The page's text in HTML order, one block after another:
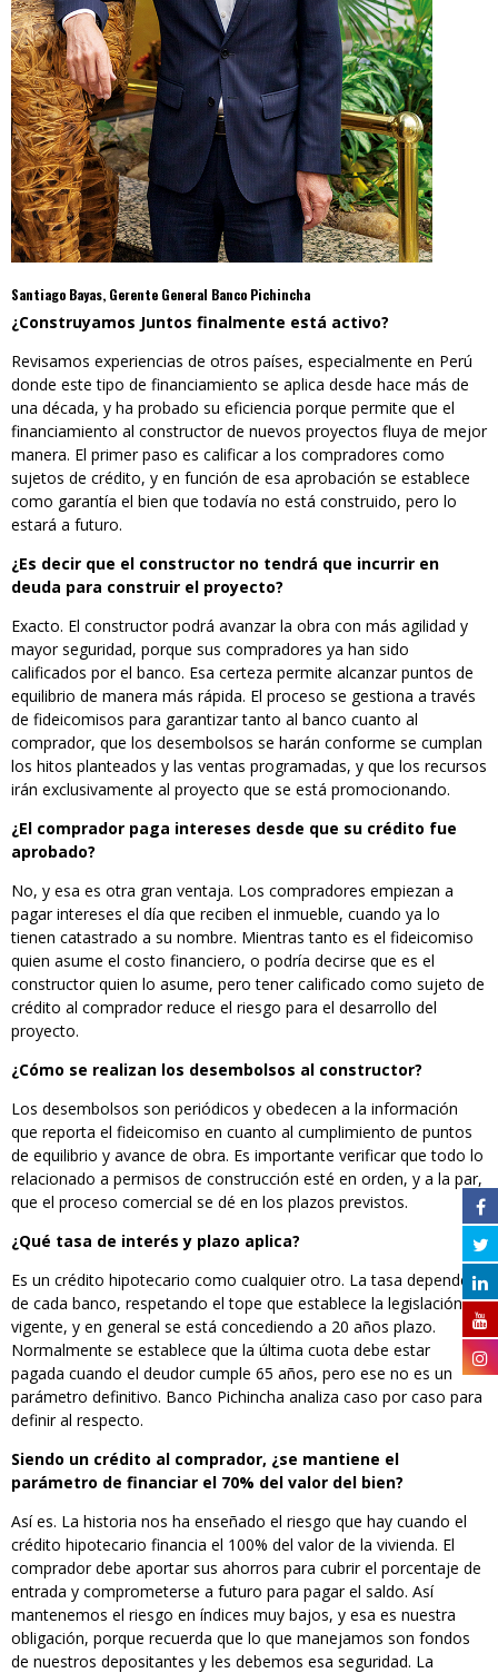
Santiago Bayas, Gerente General Banco Pichincha
¿Construyamos Juntos finalmente está activo?
Revisamos experiencias de otros países, especialmente en Perú
donde este tipo de financiamiento se aplica desde hace más de
una década, y ha probado su eficiencia porque permite que el
financiamiento al constructor de nuevos proyectos fluya de mejor
manera. El primer paso es calificar a los compradores como
sujetos de crédito, y en función de esa aprobación se establece
como garantía el bien que todavía no está construido, pero lo
estará a futuro.
¿Es decir que el constructor no tendrá que incurrir en
deuda para construir el proyecto?
Exacto. El constructor podrá avanzar la obra con más agilidad y
mayor seguridad, porque sus compradores ya han sido
calificados por el banco. Esa certeza permite alcanzar puntos de
equilibrio de manera más rápida. El proceso se gestiona a través
de fideicomisos para garantizar tanto al banco cuanto al
comprador, que los desembolsos se harán conforme se cumplan
los hitos planteados y las ventas programadas, y que los recursos
irán exclusivamente al proyecto que se está promocionando.
¿El comprador paga intereses desde que su crédito fue
aprobado?
No, y esa es otra gran ventaja. Los compradores empiezan a
pagar intereses el día que reciben el inmueble, cuando ya lo
tienen catastrado a su nombre. Mientras tanto es el fideicomiso
quien asume el costo financiero, o podría decirse que es el
constructor quien lo asume, pero tener calificado como sujeto de
crédito al comprador reduce el riesgo para el desarrollo del
proyecto.
¿Cómo se realizan los desembolsos al constructor?
Los desembolsos son periódicos y obedecen a la información
que reporta el fideicomiso en cuanto al cumplimiento de puntos
de equilibrio y avance de obra. Es importante verificar que todo lo
relacionado a permisos de construcción esté en orden, y a la par,
que el proceso comercial se dé en los plazos previstos.
¿Qué tasa de interés y plazo aplica?
Es un crédito hipotecario como cualquier otro. La tasa depende
de cada banco, respetando el tope que establece la legislación
vigente, y en general se está concediendo a 20 años plazo.
Normalmente se establece que la última cuota debe estar
pagada cuando el deudor cumple 65 años, pero ese no es un
parámetro definitivo. Banco Pichincha analiza caso por caso para
definir al respecto.
Siendo un crédito al comprador, ¿se mantiene el
parámetro de financiar el 70% del valor del bien?
Así es. La historia nos ha enseñado el riesgo que hay cuando el
crédito hipotecario financia el 100% del valor de la vivienda. El
comprador debe aportar sus ahorros para cubrir el porcentaje de
entrada y comprometerse a futuro para pagar el saldo. Así
mantenemos el riesgo en índices muy bajos, y esa es nuestra
obligación, porque recuerda que lo que manejamos son fondos
de nuestros depositantes y les debemos esa seguridad. La